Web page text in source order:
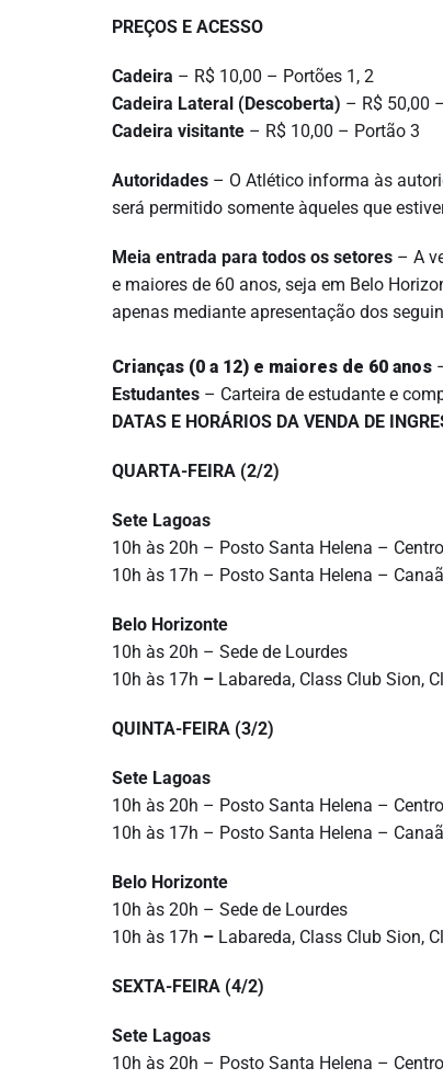
PREÇOS E ACESSO
Cadeira – R$ 10,00 – Portões 1, 2
Cadeira Lateral (Descoberta) – R$ 50,00
Cadeira visitante – R$ 10,00 – Portão 3
Autoridades – O Atlético informa às
será permitido somente àqueles que
Meia entrada para todos os setores – A
e maiores de 60 anos, seja em Belo
apenas mediante apresentação dos
Crianças (0 a 12) e maiores de 60 anos
Estudantes – Carteira de estudante e
DATAS E HORÁRIOS DA VENDA DE
QUARTA-FEIRA (2/2)
Sete Lagoas
10h às 20h – Posto Santa Helena – Centro
10h às 17h – Posto Santa Helena – Canaã
Belo Horizonte
10h às 20h – Sede de Lourdes
10h às 17h – Labareda, Class Club Sion,
QUINTA-FEIRA (3/2)
Sete Lagoas
10h às 20h – Posto Santa Helena – Centro
10h às 17h – Posto Santa Helena – Canaã
Belo Horizonte
10h às 20h – Sede de Lourdes
10h às 17h – Labareda, Class Club Sion,
SEXTA-FEIRA (4/2)
Sete Lagoas
10h às 20h – Posto Santa Helena – Centro